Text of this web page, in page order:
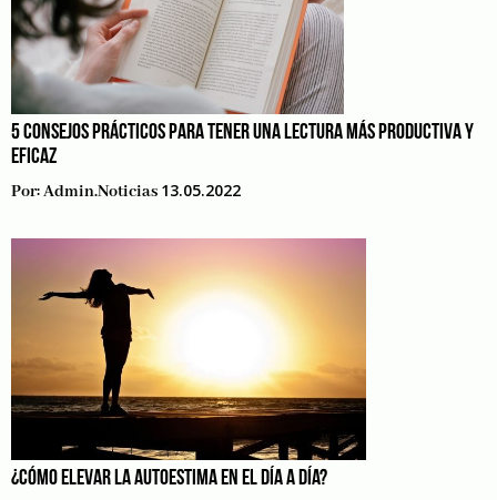
5 CONSEJOS PRÁCTICOS PARA TENER UNA LECTURA MÁS PRODUCTIVA Y
EFICAZ
Por:Admin.noticias 13.05.2022
¿CÓMO ELEVAR LA AUTOESTIMA EN EL DÍA A DÍA?